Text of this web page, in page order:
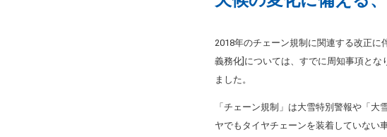
2018年のチェーン規制に関連する改正
義務化]については、すでに周知事項と
ました。
「チェーン規制」は大雪特別警報や「
ヤでもタイヤチェーンを装着していない